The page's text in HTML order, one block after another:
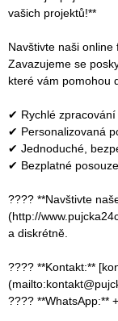
vašich projektů!**
Navštivte naši
Zavazujeme se
které vám pomohou
✔ Rychlé
✔ Personalizovaná
✔ Jednoduché,
✔ Bezplatné
???? **Navštivte
(http://
a diskrétně.
???? **Kontakt:**
???? **WhatsApp:**